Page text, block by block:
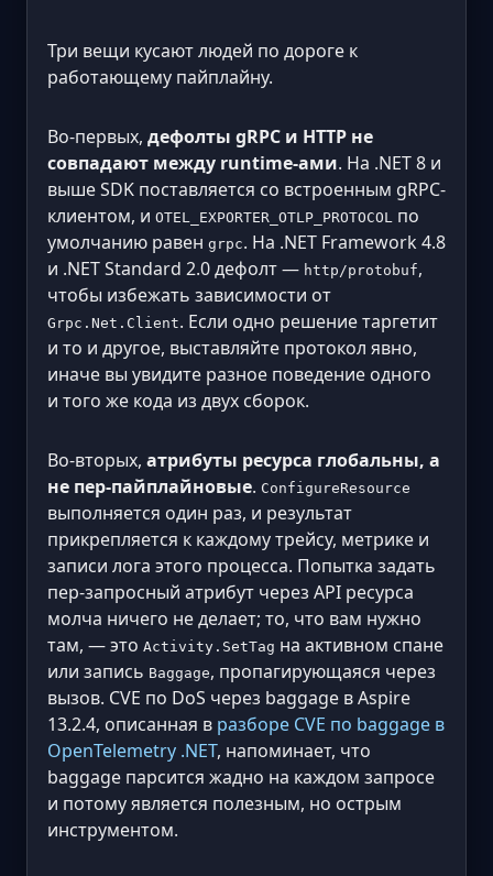
Три вещи кусают людей по дороге к
работающему пайплайну.
Во-первых, дефолты gRPC и HTTP не
совпадают между runtime-ами. На .NET 8 и
выше SDK поставляется со встроенным gRPC-
клиентом, и OTEL_EXPORTER_OTLP_PROTOCOL по
умолчанию равен grpc. На .NET Framework 4.8
и .NET Standard 2.0 дефолт — http/protobuf,
чтобы избежать зависимости от
Grpc.Net.Client. Если одно решение таргетит
и то и другое, выставляйте протокол явно,
иначе вы увидите разное поведение одного
и того же кода из двух сборок.
Во-вторых, атрибуты ресурса глобальны, а
не пер-пайплайновые. ConfigureResource
выполняется один раз, и результат
прикрепляется к каждому трейсу, метрике и
записи лога этого процесса. Попытка задать
пер-запросный атрибут через API ресурса
молча ничего не делает; то, что вам нужно
там, — это Activity.SetTag на активном спане
или запись Baggage, пропагирующаяся через
вызов. CVE по DoS через baggage в Aspire
13.2.4, описанная в разборе CVE по baggage в
OpenTelemetry .NET, напоминает, что
baggage парсится жадно на каждом запросе
и потому является полезным, но острым
инструментом.